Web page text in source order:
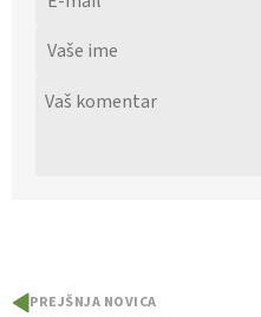
PREJŠNJA NOVICA